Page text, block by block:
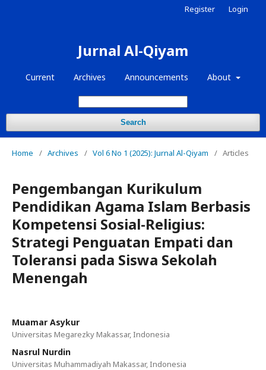
Jurnal Al-Qiyam
Current Archives Announcements About
Search
Register Login
Home / Archives / Vol 6 No 1 (2025): Jurnal Al-Qiyam / Articles
Pengembangan Kurikulum
Pendidikan Agama Islam Berbasis
Kompetensi Sosial-Religius:
Strategi Penguatan Empati dan
Toleransi pada Siswa Sekolah
Menengah
Muamar Asykur
Universitas Megarezky Makassar, Indonesia
Nasrul Nurdin
Universitas Muhammadiyah Makassar, Indonesia